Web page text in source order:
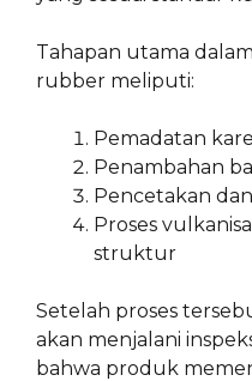
Tahapan utama
rubber meliputi:
Pemadatan
Penambahan
Pencetakan
Proses
struktur
Setelah proses
akan menjalani
bahwa produk